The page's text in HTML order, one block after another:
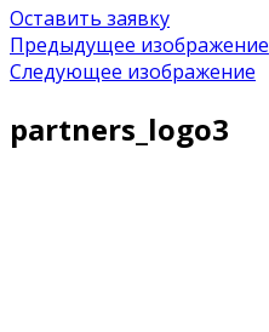
Оставить заявку
Предыдущее изображение
Следующее изображение
partners_logo3